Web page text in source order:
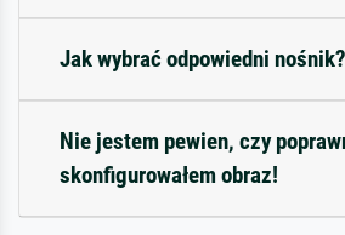
Jak wybrać odpowiedni nośnik?
Nie jestem pewien, czy
skonfigurowałem obraz!